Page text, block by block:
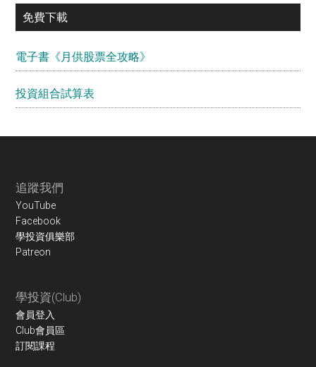
免費下載
電子書《月供股票全攻略》
投資組合試算表
Footer
追蹤我們
YouTube
Facebook
學投資俱樂部
Patreon
學投資(Club)
會員登入
Club會員區
訂閱課程